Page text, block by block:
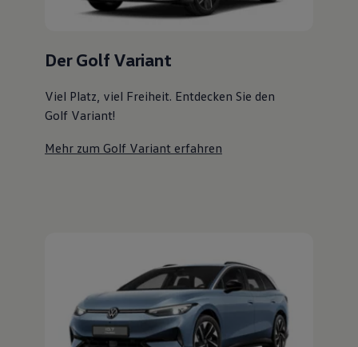
Magazin
Familie
Elektromobilität
Pannen- und Unfallhilfe
Volkswagen Kundenbetreuung
Der Golf Variant
Viel Platz, viel Freiheit. Entdecken Sie den
Golf Variant!
Mehr zum Golf Variant erfahren